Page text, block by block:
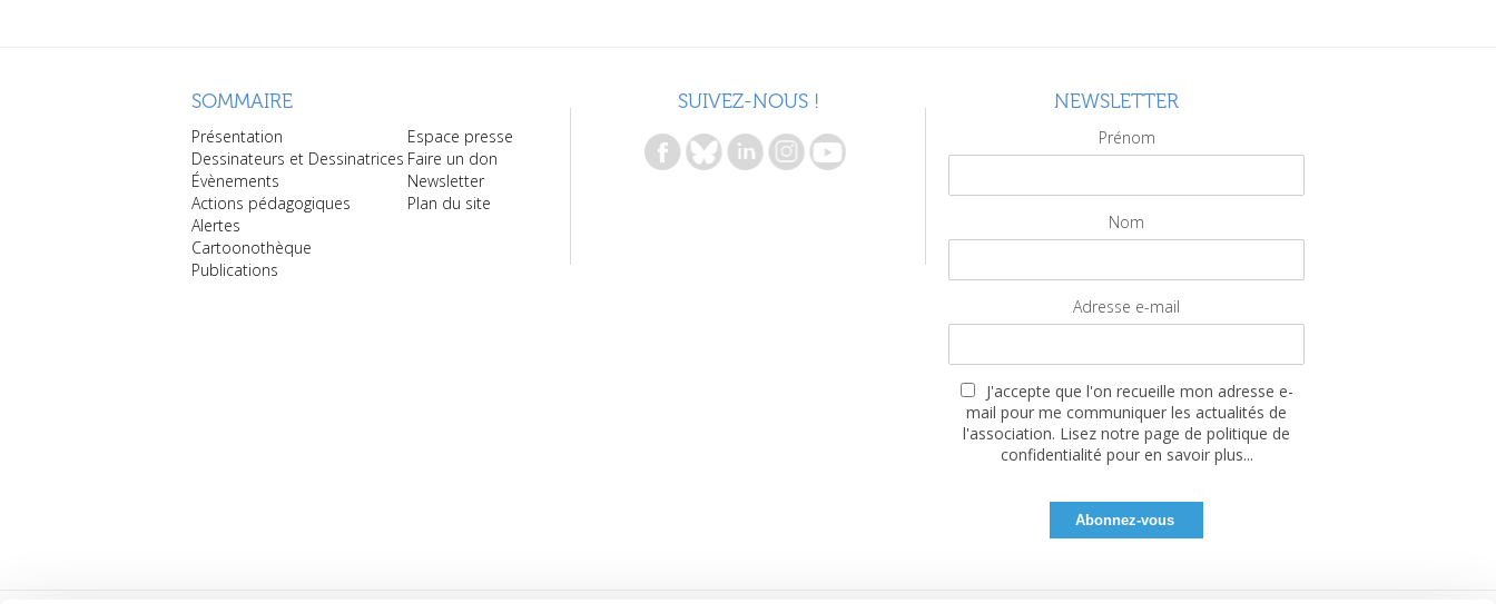
SOMMAIRE
Présentation
Dessinateurs et Dessinatrices
Évènements
Actions pédagogiques
Alertes
Cartoonothèque
Publications
Espace presse
Faire un don
Newsletter
Plan du site
SUIVEZ-NOUS ! NEWSLETTER
Prénom
Nom
Adresse e-mail
J'accepte que l'on recueille mon adresse e-
mail pour me communiquer les actualités de
l'association. Lisez notre page de politique de
confidentialité pour en savoir plus...